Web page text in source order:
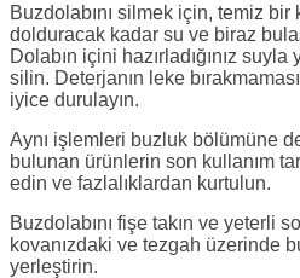
Buzdolabını silmek için, temiz bir
dolduracak kadar su ve biraz
Dolabın içini hazırladığınız
silin. Deterjanın leke
iyice durulayın.
Aynı işlemleri buzluk bölümüne
bulunan ürünlerin son kullanım
edin ve fazlalıklardan kurtulun.
Buzdolabını fişe takın ve yeterli
kovanızdaki ve tezgah üzerinde
yerleştirin.